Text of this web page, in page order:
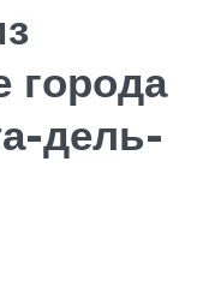
города
дель-